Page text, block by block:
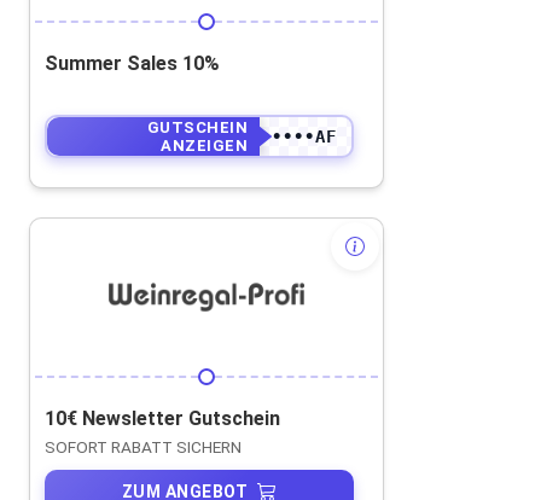
Summer Sales 10%
GUTSCHEIN
ANZEIGEN
•••••AF
10€ Newsletter Gutschein
SOFORT RABATT SICHERN
ZUM ANGEBOT